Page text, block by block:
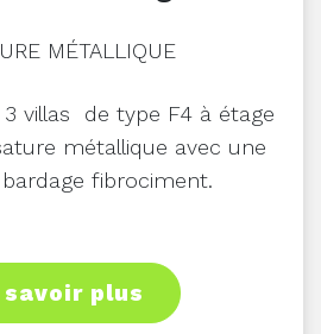
MÉTALLIQUE
villas de type F4 à étage
métallique avec une
fibrociment.
savoir plus